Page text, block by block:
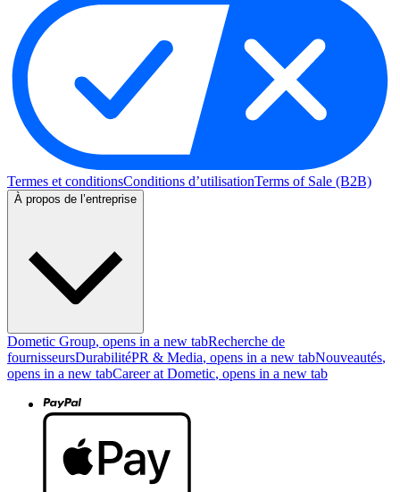
Termes et conditionsConditions d’utilisationTerms of Sale (B2B)
À propos de l’entreprise
Dometic Group, opens in a new tabRecherche de
fournisseursDurabilitéPR & Media, opens in a new tabNouveautés,
opens in a new tabCareer at Dometic, opens in a new tab